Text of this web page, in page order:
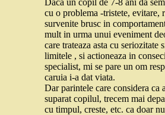
Daca un copil de 7-8 ani da
cu o problema -tristete, evitare,
survenite brusc in
mult in urma unui eveniment
care trateaza asta cu seriozitate
limitele , si actioneaza in
specialist, mi se pare un om
caruia i-a dat viata.
Dar parintele care considera ca
suparat copilul, trecem mai
cu timpul, creste, etc. ca doar